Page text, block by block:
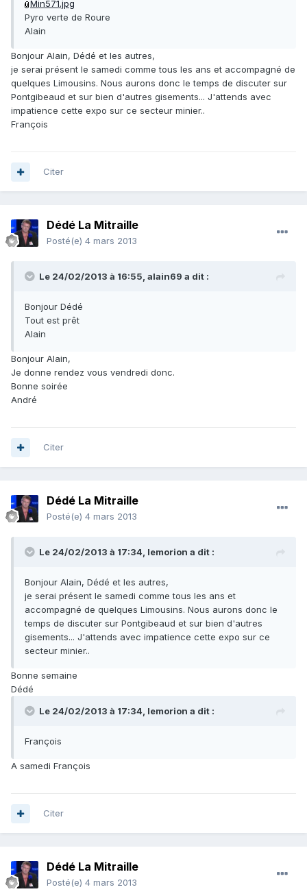
Min571.jpg
Pyro verte de Roure
Alain
Bonjour Alain, Dédé et les autres,
je serai présent le samedi comme tous les ans et accompagné de
quelques Limousins. Nous aurons donc le temps de discuter sur
Pontgibeaud et sur bien d'autres gisements... J'attends avec
impatience cette expo sur ce secteur minier..
François
Citer
Dédé La Mitraille
Posté(e) 4 mars 2013
Le 24/02/2013 à 16:55, alain69 a dit :
Bonjour Dédé
Tout est prêt
Alain
Bonjour Alain,
Je donne rendez vous vendredi donc.
Bonne soirée
André
Citer
Dédé La Mitraille
Posté(e) 4 mars 2013
Le 24/02/2013 à 17:34, lemorion a dit :
Bonjour Alain, Dédé et les autres,
je serai présent le samedi comme tous les ans et
accompagné de quelques Limousins. Nous aurons donc le
temps de discuter sur Pontgibeaud et sur bien d'autres
gisements... J'attends avec impatience cette expo sur ce
secteur minier..
Bonne semaine
Dédé
Le 24/02/2013 à 17:34, lemorion a dit :
François
A samedi François
Citer
Dédé La Mitraille
Posté(e) 4 mars 2013